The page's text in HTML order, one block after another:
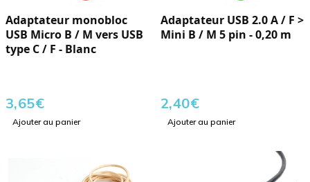
Adaptateur monobloc
USB Micro B / M vers USB
type C / F - Blanc
3,65€
Ajouter au panier
Adaptateur USB 2.0 A / F >
Mini B / M 5 pin - 0,20 m
2,40€
Ajouter au panier